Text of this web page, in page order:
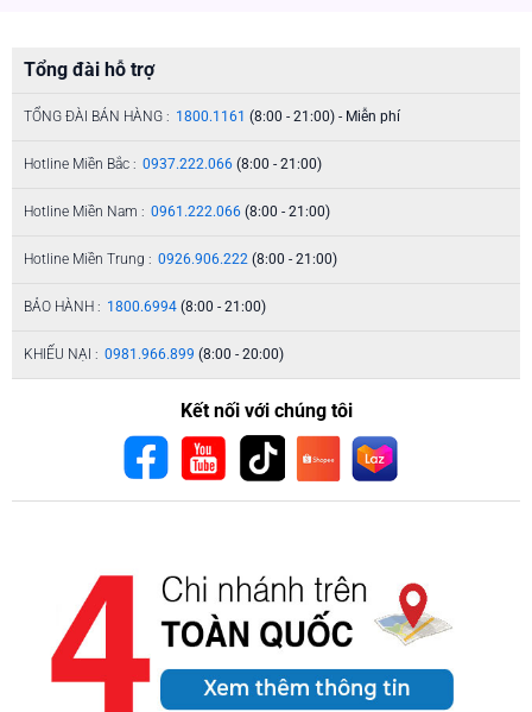
Tổng đài hỗ trợ
TỔNG ĐÀI BÁN HÀNG : 1800.1161 (8:00 - 21:00) - Miễn phí
Hotline Miền Bắc : 0937.222.066 (8:00 - 21:00)
Hotline Miền Nam : 0961.222.066 (8:00 - 21:00)
Hotline Miền Trung : 0926.906.222 (8:00 - 21:00)
BẢO HÀNH : 1800.6994 (8:00 - 21:00)
KHIẾU NẠI : 0981.966.899 (8:00 - 20:00)
Kết nối với chúng tôi